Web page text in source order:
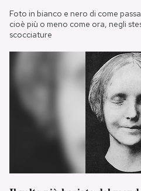
Foto in bianco e nero di come
cioè più o meno come ora, negli
scocciature